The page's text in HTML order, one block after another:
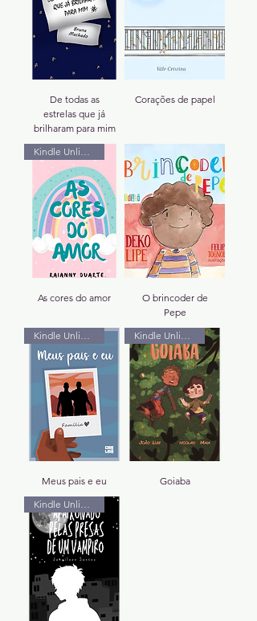
De todas as
estrelas que já
brilharam para mim
Corações de papel
As cores do amor
O brincoder de
Pepe
Meus pais e eu
Goiaba
Kindle Unlimited